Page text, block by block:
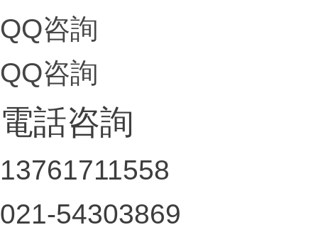
QQ咨詢
QQ咨詢
電話咨詢
13761711558
021-54303869